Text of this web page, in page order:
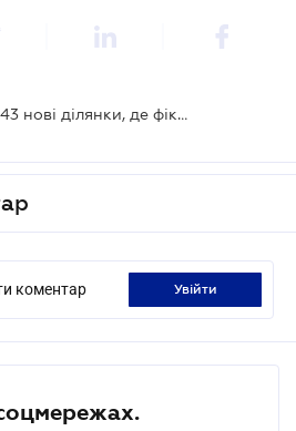
У МВС повідомили про 43 нові ділянки, де фіксуватимуть швидкість водіїв
коментар увійти